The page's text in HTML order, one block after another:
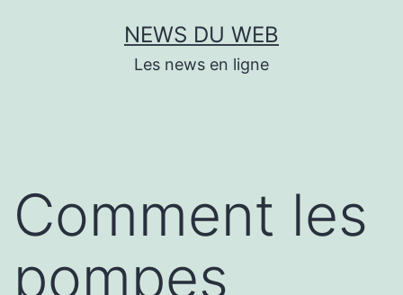
NEWS DU WEB
Les news en ligne
Comment les
pompes